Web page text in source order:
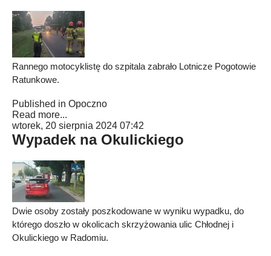
Rannego motocyklistę do szpitala zabrało Lotnicze Pogotowie
Ratunkowe.
Published in Opoczno
Read more...
wtorek, 20 sierpnia 2024 07:42
Wypadek na Okulickiego
Dwie osoby zostały poszkodowane w wyniku wypadku, do
którego doszło w okolicach skrzyżowania ulic Chłodnej i
Okulickiego w Radomiu.